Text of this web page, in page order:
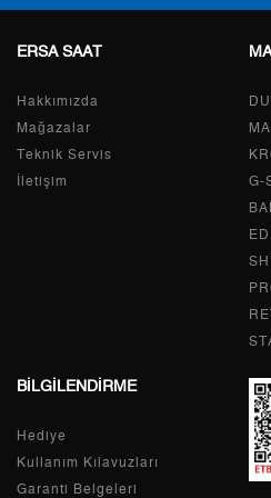
Taksit
Tek Çekim 319,20 ₺
159,60 ₺
85,41 ₺
69,72 ₺
6 59,31 ₺
51,92 ₺
8
ERSA SAAT
Hakkımızda
Mağazalar
Teknik Servis
İletişim G-
BİLGİLENDİRME
Hediye
Kullanım Kılavuzları
Garanti Belgeleri